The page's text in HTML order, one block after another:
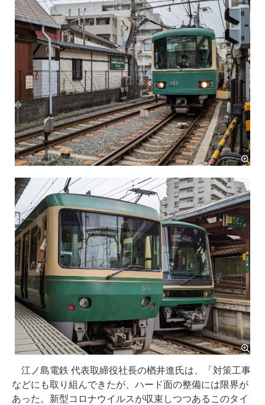
江ノ島電鉄 代表取締役社長の󠄀楢󠄀井進氏は、「対策工事
などにも取り組んできたが、ハード面の整備には限界が
あった。新型コロナウイルスが収束しつつあるこのタイ